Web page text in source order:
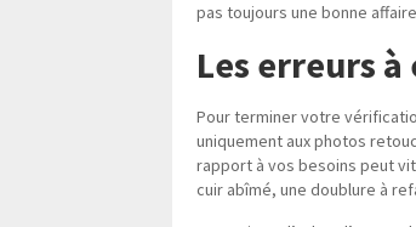
pas toujours une bonne
Les erreurs
Pour terminer votre
uniquement aux photos
rapport à vos besoins peut
cuir abîmé, une doublure à